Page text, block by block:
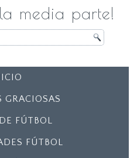
media parte!
GRACIOSAS
FÚTBOL
FÚTBOL